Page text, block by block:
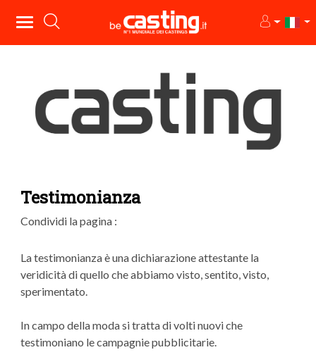
Testimonianza
Condividi la pagina :
La testimonianza è una dichiarazione attestante la
veridicità di quello che abbiamo visto, sentito, visto,
sperimentato.
In campo della moda si tratta di volti nuovi che
testimoniano le campagnie pubblicitarie.